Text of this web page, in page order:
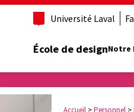
Université Laval
École de designNotre
Accueil >Personnel >